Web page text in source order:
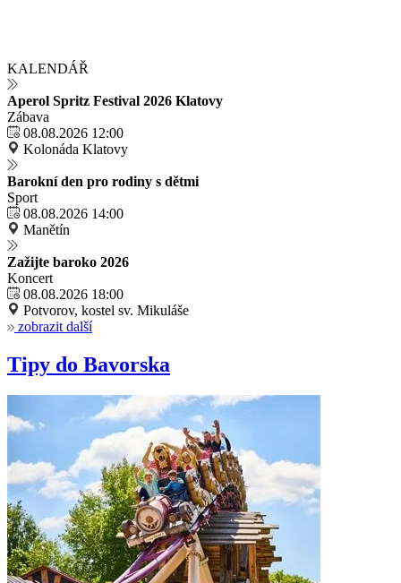
KALENDÁŘ
Aperol Spritz Festival 2026 Klatovy
Zábava
08.08.2026 12:00
Kolonáda Klatovy
Barokní den pro rodiny s dětmi
Sport
08.08.2026 14:00
Manětín
Zažijte baroko 2026
Koncert
08.08.2026 18:00
Potvorov, kostel sv. Mikuláše
zobrazit další
Tipy do Bavorska